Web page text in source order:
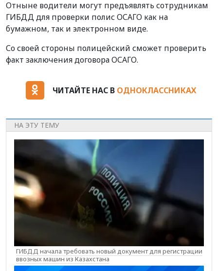
Отныне водители могут предъявлять сотрудникам
ГИБДД для проверки полис ОСАГО как на
бумажном, так и электронном виде.
Со своей стороны полицейский сможет проверить
факт заключения договора ОСАГО.
ЧИТАЙТЕ НАС В ОДНОКЛАССНИКАХ
НА ЭТУ ТЕМУ
ГИБДД начала требовать новый документ для регистрации
ввозных машин из Казахстана